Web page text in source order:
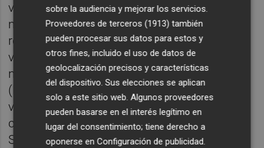
vigilancia universal notificada a la RENAVE,
mientras que la información sobre
residentes en centros de mayores
vacunados se obtuvo a partir del Registro
nacional de vacunación frente a la COVID-19
(REGVACU) y de la gestión integral de la
vacunación de COVID-19 realizada por las
comunidades autónomas y el Ministerio de
Sanidad.
sobre la audiencia y mejorar los servicios.
Proveedores de terceros (1913) también
pueden procesar sus datos para estos y
otros fines, incluido el uso de datos de
geolocalización precisos y características
del dispositivo. Sus elecciones se aplican
solo a este sitio web. Algunos proveedores
pueden basarse en el interés legítimo en
lugar del consentimiento; tiene derecho a
oponerse enConfiguración de publicidad.